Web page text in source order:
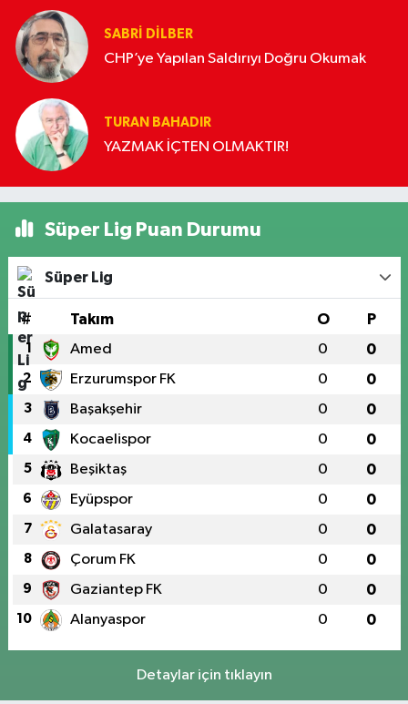
SABRI DILBER
CHP’ye Yapılan Saldırıyı Doğru Okumak
TURAN BAHADIR
YAZMAK İÇTEN OLMAKTIR!
Süper Lig Puan Durumu
Süper Lig
# Takım O P
1 Amed 0 0
2 Erzurumspor FK 0 0
3 Başakşehir 0 0
4 Kocaelispor 0 0
5 Beşiktaş 0 0
6 Eyüpspor 0 0
7 Galatasaray 0 0
8 Çorum FK 0 0
9 Gaziantep FK 0 0
10 Alanyaspor 0 0
Detaylar için tıklayın